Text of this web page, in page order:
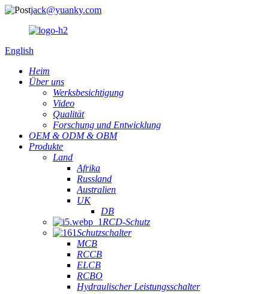
jack@yuanky.com
English
Heim
Über uns
Werksbesichtigung
Video
Qualität
Forschung und Entwicklung
OEM & ODM & OBM
Produkte
Land
Afrika
Russland
Australien
UK
DB
RCD-Schutz
Schutzschalter
MCB
RCCB
ELCB
RCBO
Hydraulischer Leistungsschalter